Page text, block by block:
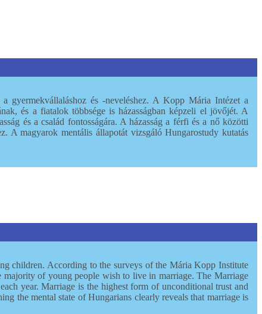
gyermekvállaláshoz és -neveléshez. A Kopp Mária Intézet a
és a fiatalok többsége is házasságban képzeli el jövőjét. A
és a család fontosságára. A házasság a férfi és a nő közötti
A magyarok mentális állapotát vizsgáló Hungarostudy kutatás
children. According to the surveys of the Mária Kopp Institute
of young people wish to live in marriage. The Marriage
year. Marriage is the highest form of unconditional trust and
the mental state of Hungarians clearly reveals that marriage is